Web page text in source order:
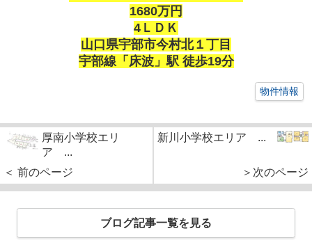
1680万円
4ＬＤＫ
山口県宇部市今村北１丁目
宇部線「床波」駅 徒歩19分
物件情報
厚南小学校エリ
ア ...
＜ 前のページ
新川小学校エリア ...
＞次のページ
ブログ記事一覧を見る